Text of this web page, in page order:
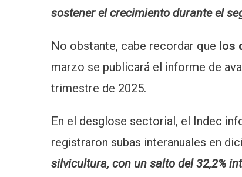
sostener el crecimiento durante el
No obstante, cabe recordar que los
marzo se publicará el informe de
trimestre de 2025.
En el desglose sectorial, el Indec
registraron subas interanuales en
silvicultura, con un salto del 32,2%